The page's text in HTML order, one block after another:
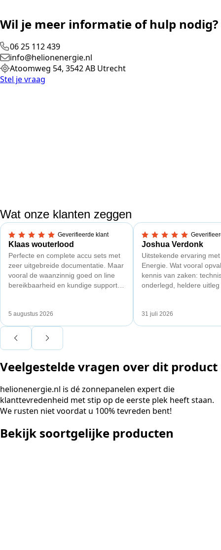
Wil je meer informatie of hulp nodig?
06 25 112 439
info@helionenergie.nl
Atoomweg 54, 3542 AB Utrecht
Stel je vraag
Wat onze klanten zeggen
Geverifieerde klant
5,0 van 5 sterren
Klaas wouterlood
Perfecte en complete accu sets met
zeer uitgebreide documentatie. Maar
vooral de waanzinnig goed on line
bereikbaarheid en kundige support
5 augustus 2026
5,0 van 5 sterren
Joshua Verdonk
Uitstekende ervaring
Energie. Wat vooral
kennis van zaken:
onderlegd, heldere
Ook de nazorg is
aansluiting via de
betekende een fors
bereikten we hetzelfde
kwart van die kosten,
noodstroom voor de
zonnepanelen. Een
31 juli 2026
Veelgestelde vragen over dit product
helionenergie.nl is dé zonnepanelen expert die
klanttevredenheid met stip op de eerste plek heeft staan.
We rusten niet voordat u 100% tevreden bent!
Bekijk soortgelijke producten